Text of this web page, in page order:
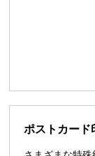
ポストカード